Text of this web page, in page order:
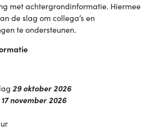
met achtergrondinformatie. Hiermee
de slag om collega’s en
te ondersteunen.
29 oktober 2026
17 november 2026